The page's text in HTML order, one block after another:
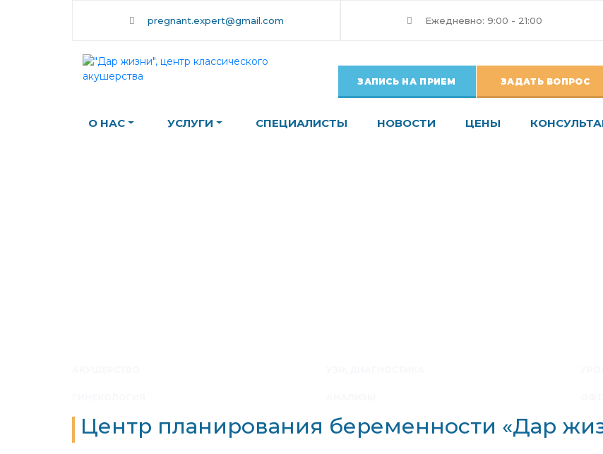
pregnant.expert@gmail.com Ежедневно: 9:00 - 21:00
ЗАПИСЬ НА ПРИЕМ ЗАДАТЬ ВОПРОС
О НАС УСЛУГИ СПЕЦИАЛИСТЫ НОВОСТИ ЦЕНЫ
Центр планирования беременности «Дар